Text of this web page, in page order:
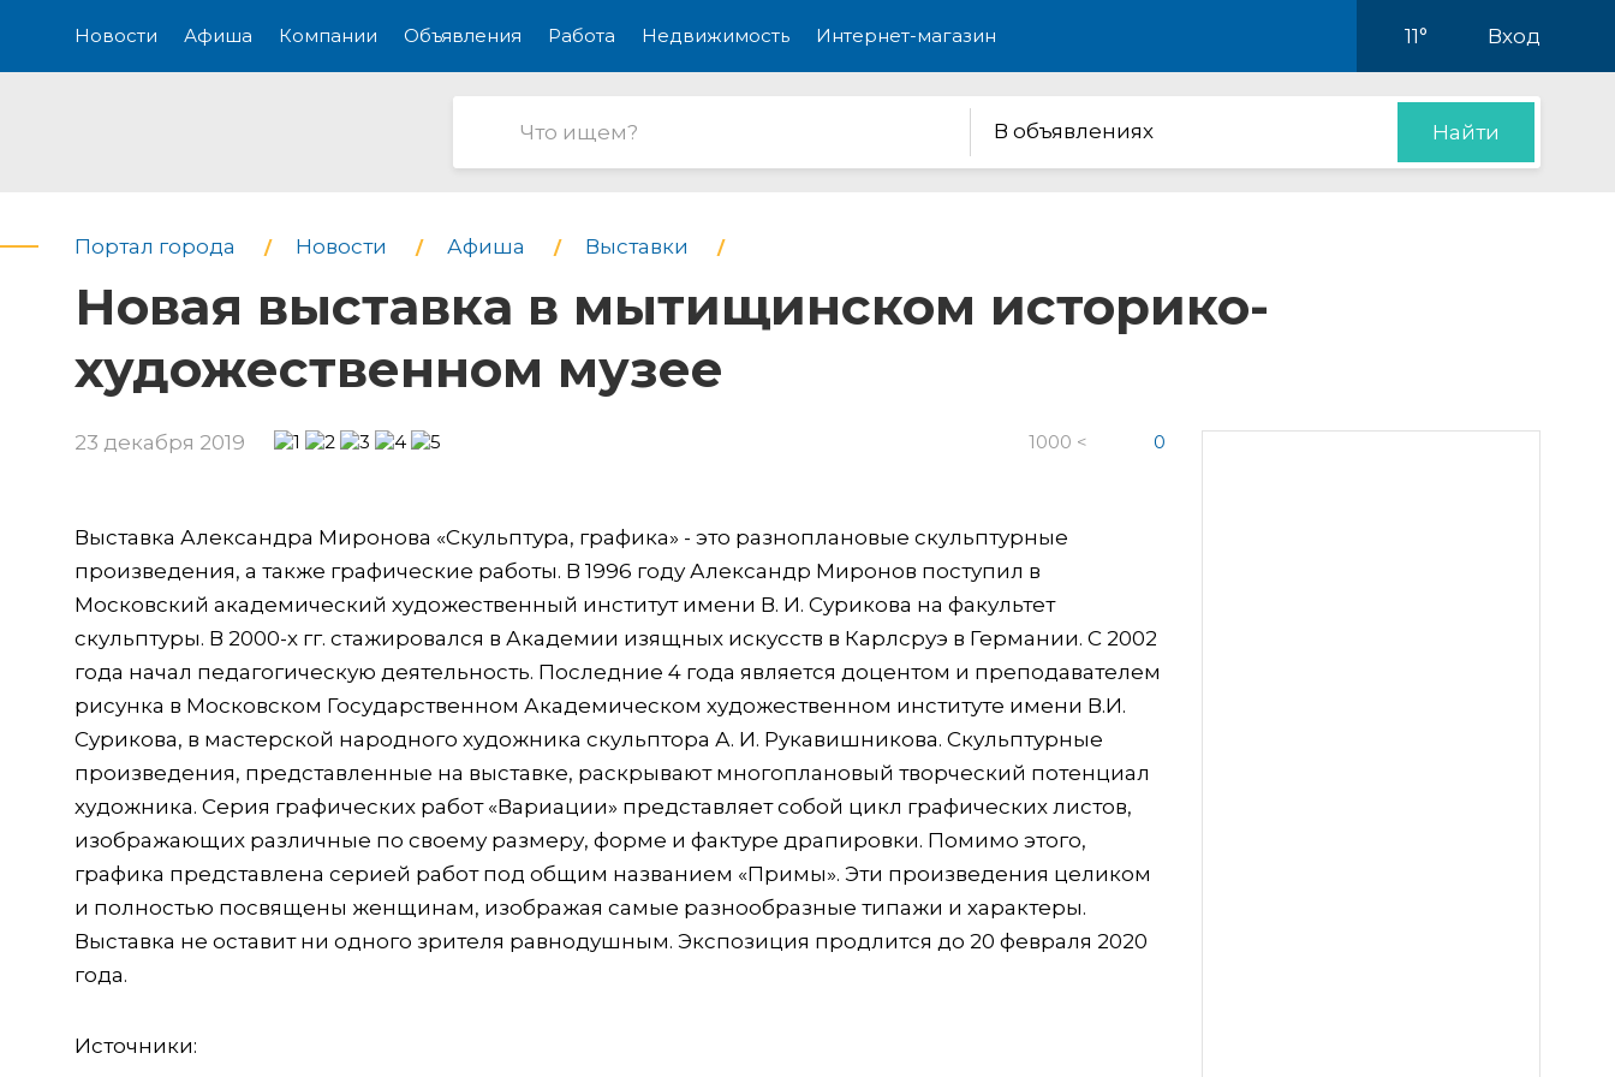
Новости Афиша Компании Объявления Работа Недвижимость Интернет-магазин 11° Вход
В объявлениях Найти
Портал города Новости Афиша Выставки
Новая выставка в мытищинском историко-
художественном музее
23 декабря 2019 1000 < 0
Выставка Александра Миронова «Скульптура, графика» - это разноплановые скульптурные
произведения, а также графические работы. В 1996 году Александр Миронов поступил в
Московский академический художественный институт имени В. И. Сурикова на факультет
скульптуры. В 2000-х гг. стажировался в Академии изящных искусств в Карлсруэ в Германии. С 2002
года начал педагогическую деятельность. Последние 4 года является доцентом и преподавателем
рисунка в Московском Государственном Академическом художественном институте имени В.И.
Сурикова, в мастерской народного художника скульптора А. И. Рукавишникова. Скульптурные
произведения, представленные на выставке, раскрывают многоплановый творческий потенциал
художника. Серия графических работ «Вариации» представляет собой цикл графических листов,
изображающих различные по своему размеру, форме и фактуре драпировки. Помимо этого,
графика представлена серией работ под общим названием «Примы». Эти произведения целиком
и полностью посвящены женщинам, изображая самые разнообразные типажи и характеры.
Выставка не оставит ни одного зрителя равнодушным. Экспозиция продлится до 20 февраля 2020
года.
Источники: